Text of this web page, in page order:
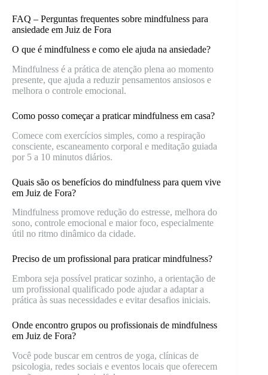
FAQ – Perguntas frequentes sobre mindfulness para
ansiedade em Juiz de Fora
O que é mindfulness e como ele ajuda na ansiedade?
Mindfulness é a prática de atenção plena ao momento
presente, que ajuda a reduzir pensamentos ansiosos e
melhora o controle emocional.
Como posso começar a praticar mindfulness em casa?
Comece com exercícios simples, como a respiração
consciente, escaneamento corporal e meditação guiada
por 5 a 10 minutos diários.
Quais são os benefícios do mindfulness para quem vive
em Juiz de Fora?
Mindfulness promove redução do estresse, melhora do
sono, controle emocional e maior foco, especialmente
útil no ritmo dinâmico da cidade.
Preciso de um profissional para praticar mindfulness?
Embora seja possível praticar sozinho, a orientação de
um profissional qualificado pode ajudar a adaptar a
prática às suas necessidades e evitar desafios iniciais.
Onde encontro grupos ou profissionais de mindfulness
em Juiz de Fora?
Você pode buscar em centros de yoga, clínicas de
psicologia, redes sociais e eventos locais que oferecem